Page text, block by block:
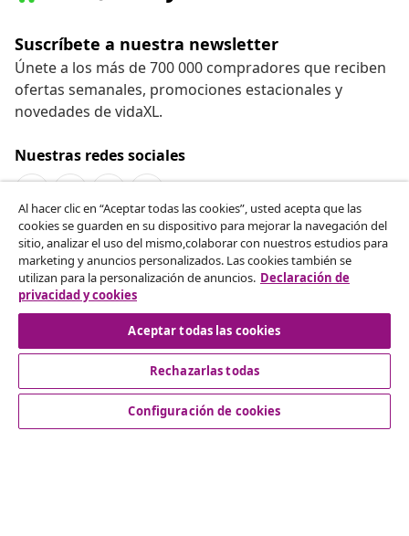
Suscríbete a nuestra newsletter
Únete a los más de 700 000 compradores que reciben
ofertas semanales, promociones estacionales y
novedades de vidaXL.
Nuestras redes sociales
Desistir del contrato
Solicita la cancelación de tu pedido.
Desistir del contrato
Servicio al Cliente
Al hacer clic en “Aceptar todas las cookies”, usted acepta que las
cookies se guarden en su dispositivo para mejorar la navegación del
sitio, analizar el uso del mismo,colaborar con nuestros estudios para
marketing y anuncios personalizados. Las cookies también se
utilizan para la personalización de anuncios. Declaración de
privacidad y cookies
Aceptar todas las cookies
Rechazarlas todas
Configuración de cookies